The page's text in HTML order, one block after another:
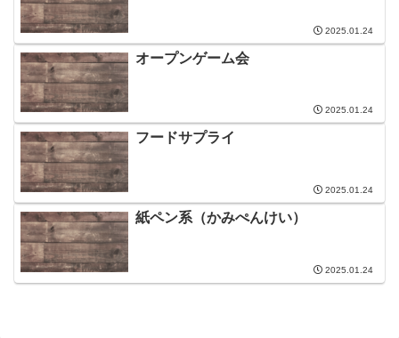
2025.01.24
オープンゲーム会
2025.01.24
フードサプライ
2025.01.24
紙ペン系（かみぺんけい）
2025.01.24